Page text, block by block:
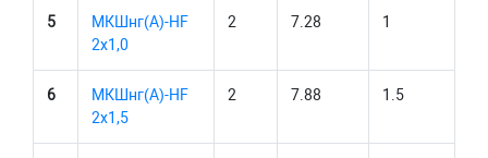
5
МКШнг(А)-HF
2х1,0
2 7.28 1
6
МКШнг(А)-HF
2х1,5
2 7.88 1.5